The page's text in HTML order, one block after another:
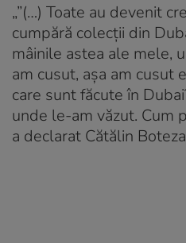
„”(…) Toate au devenit
cumpără colecții din
mâinile astea ale mele,
am cusut, așa am cusut
care sunt făcute în
unde le-am văzut. Cum
a declarat Cătălin